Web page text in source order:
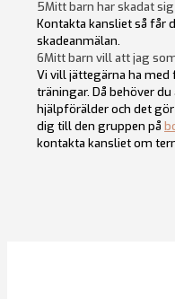
5Mitt barn har skadat sig
Kontakta kansliet så får
skadeanmälan.
6Mitt barn vill att jag
Vi vill jättegärna ha med
träningar. Då behöver
hjälpförälder och det
dig till den gruppen på
kontakta kansliet om